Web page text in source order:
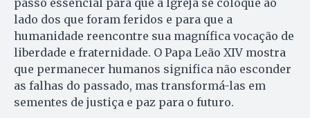
lado dos que foram feridos e para que a
humanidade reencontre sua magnífica vocação de
liberdade e fraternidade. O Papa Leão XIV mostra
que permanecer humanos significa não esconder
as falhas do passado, mas transformá-las em
sementes de justiça e paz para o futuro.